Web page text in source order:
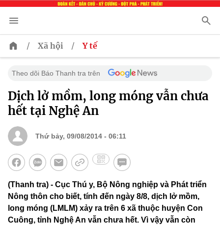
/ Xã hội / Y tế
Theo dõi Báo Thanh tra trên
Dịch lở mồm, long móng vẫn chưa
hết tại Nghệ An
Thứ bảy, 09/08/2014 - 06:11
(Thanh tra) - Cục Thú y, Bộ Nông nghiệp và Phát triển
Nông thôn cho biết, tính đến ngày 8/8, dịch lở mồm,
long móng (LMLM) xảy ra trên 6 xã thuộc huyện Con
Cuông, tỉnh Nghệ An vẫn chưa hết. Vì vậy vẫn còn